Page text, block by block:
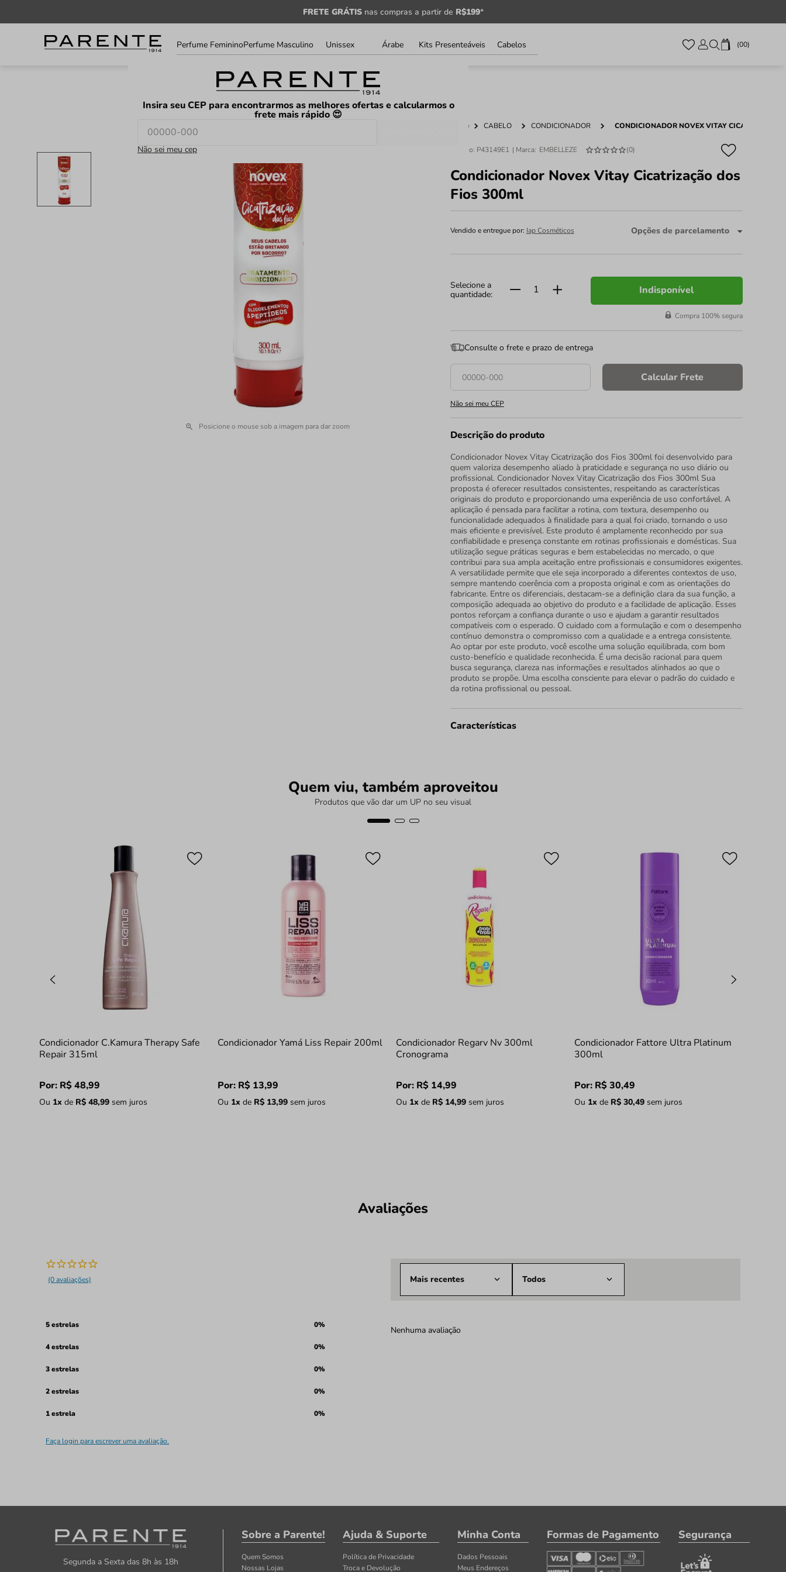
FRETE GRÁTISnas compras a partir de R$199*
LOJAS FAVORITOS
Informe
seu
CEP
Insira seu CEP para encontrarmos as melhores ofertas e calcularmos o
frete mais rápido 😍
Não sei meu cep
00
Perfume FemininoPerfume Masculino Unissex Árabe Kits Presenteáveis Cabelos
Posicione o mouse sob a imagem para dar zoom
Home CABELO CONDICIONADOR CONDICIONADOR NOVEX VITAY CICATRIZAÇÃO
Código: P43149E1 EMBELLEZE (0)
Condicionador Novex Vitay Cicatrização dos
Fios 300ml
Vendido e entregue por: Iap Cosméticos Opções de parcelamento
Indisponível
Compra 100% segura
Consulte o frete e prazo de entrega
Calcular Frete
Não sei meu CEP
Descrição do produto
Condicionador Novex Vitay Cicatrização dos Fios 300ml foi desenvolvido para
quem valoriza desempenho aliado à praticidade e segurança no uso diário ou
profissional. Condicionador Novex Vitay Cicatrização dos Fios 300ml Sua
proposta é oferecer resultados consistentes, respeitando as características
originais do produto e proporcionando uma experiência de uso confortável. A
aplicação é pensada para facilitar a rotina, com textura, desempenho ou
funcionalidade adequados à finalidade para a qual foi criado, tornando o uso
mais eficiente e previsível. Este produto é amplamente reconhecido por sua
confiabilidade e presença constante em rotinas profissionais e domésticas. Sua
utilização segue práticas seguras e bem estabelecidas no mercado, o que
contribui para sua ampla aceitação entre profissionais e consumidores exigentes.
A versatilidade permite que ele seja incorporado a diferentes contextos de uso,
sempre mantendo coerência com a proposta original e com as orientações do
fabricante. Entre os diferenciais, destacam-se a definição clara da sua função, a
composição adequada ao objetivo do produto e a facilidade de aplicação. Esses
pontos reforçam a confiança durante o uso e ajudam a garantir resultados
compatíveis com o esperado. O cuidado com a formulação e com o desempenho
contínuo demonstra o compromisso com a qualidade e a entrega consistente.
Ao optar por este produto, você escolhe uma solução equilibrada, com bom
custo-benefício e qualidade reconhecida. É uma decisão racional para quem
busca segurança, clareza nas informações e resultados alinhados ao que o
produto se propõe. Uma escolha consciente para elevar o padrão do cuidado e
da rotina profissional ou pessoal.
Características
Quem viu, também aproveitou
Produtos que vão dar um UP no seu visual
Condicionador C.Kamura Therapy Safe
Repair 315ml
Por: R$ 48,99
Ou 1x de R$ 48,99 sem juros
Condicionador Yamá Liss Repair 200ml
Por: R$ 13,99
Ou 1x de R$ 13,99 sem juros
Condicionador Regarv Nv 300ml
Cronograma
Por: R$ 14,99
Ou 1x de R$ 14,99 sem juros
Condicionador Fattore Ultra Platinum
300ml
Por: R$ 30,49
Ou 1x de R$ 30,49 sem juros
Avaliações
(0 avaliações)
5 estrelas 0%
4 estrelas 0%
3 estrelas 0%
2 estrelas 0%
1 estrela 0%
Faça login para escrever uma avaliação.
Mais recentes Todos
Nenhuma avaliação
Segunda a Sexta das 8h às 18h
Sobre a Parente!
Quem Somos
Nossas Lojas
Ajuda & Suporte
Política de Privacidade
Troca e Devolução
Minha Conta
Dados Pessoais
Meus Endereços
Formas de Pagamento Segurança